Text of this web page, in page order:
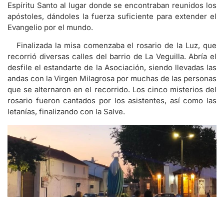
Espíritu Santo al lugar donde se encontraban reunidos los
apóstoles, dándoles la fuerza suficiente para extender el
Evangelio por el mundo.
Finalizada la misa comenzaba el rosario de la Luz, que
recorrió diversas calles del barrio de La Veguilla. Abría el
desfile el estandarte de la Asociación, siendo llevadas las
andas con la Virgen Milagrosa por muchas de las personas
que se alternaron en el recorrido. Los cinco misterios del
rosario fueron cantados por los asistentes, así como las
letanías, finalizando con la Salve.